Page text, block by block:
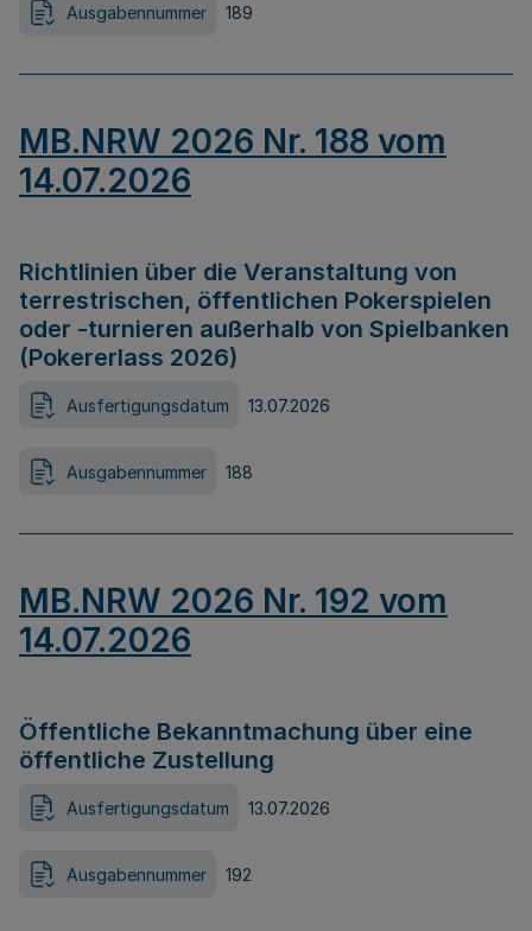
Ausgabennummer 189
MB.NRW 2026 Nr. 188 vom
14.07.2026
Richtlinien über die Veranstaltung von
terrestrischen, öffentlichen Pokerspielen
oder -turnieren außerhalb von Spielbanken
(Pokererlass 2026)
Ausfertigungsdatum 13.07.2026
Ausgabennummer 188
MB.NRW 2026 Nr. 192 vom
14.07.2026
Öffentliche Bekanntmachung über eine
öffentliche Zustellung
Ausfertigungsdatum 13.07.2026
Ausgabennummer 192